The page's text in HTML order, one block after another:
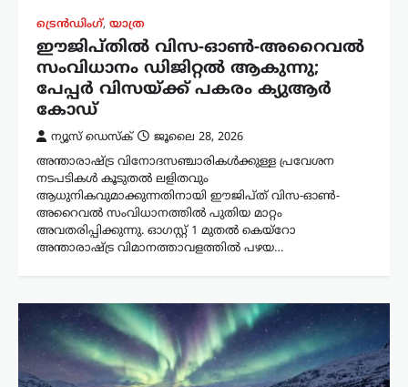
ട്രെൻഡിംഗ്, യാത്ര
ഈജിപ്തിൽ വിസ-ഓൺ-അറൈവൽ
സംവിധാനം ഡിജിറ്റൽ ആകുന്നു;
പേപ്പർ വിസയ്ക്ക് പകരം ക്യുആർ
കോഡ്
ന്യൂസ് ഡെസ്ക്
ജൂലൈ 28, 2026
അന്താരാഷ്ട്ര വിനോദസഞ്ചാരികൾക്കുള്ള പ്രവേശന
നടപടികൾ കൂടുതൽ ലളിതവും
ആധുനികവുമാക്കുന്നതിനായി ഈജിപ്ത് വിസ-ഓൺ-
അറൈവൽ സംവിധാനത്തിൽ പുതിയ മാറ്റം
അവതരിപ്പിക്കുന്നു. ഓഗസ്റ്റ് 1 മുതൽ കെയ്‌റോ
അന്താരാഷ്ട്ര വിമാനത്താവളത്തിൽ പഴയ…